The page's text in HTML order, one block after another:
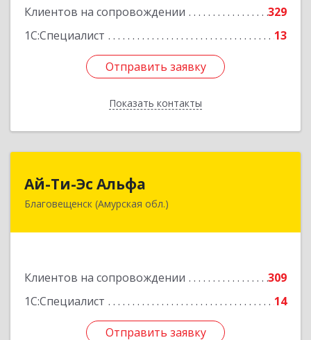
Клиентов на сопровождении
329
1С:Специалист
13
Отправить заявку
Показать контакты
Отправить заявку
Назад
Ай-Ти-Эс Альфа
Благовещенск (Амурская обл.)
Клиентов на сопровождении
309
1С:Специалист
14
Отправить заявку
675000, Амурская обл, Благовещенск г, Зейская
Отправить заявку